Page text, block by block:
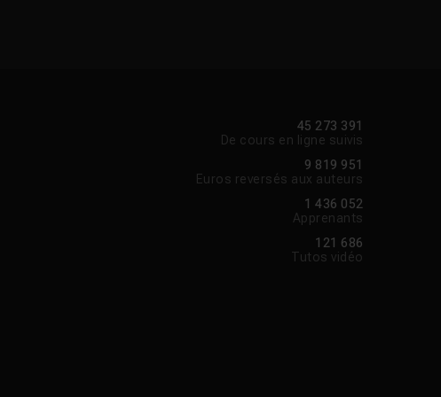
45 273 391
De cours en ligne suivis
9 819 951
Euros reversés aux auteurs
1 436 052
Apprenants
121 686
Tutos vidéo